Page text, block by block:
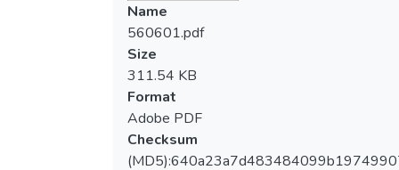
Name
560601.pdf
Size
311.54 KB
Format
Adobe PDF
Checksum